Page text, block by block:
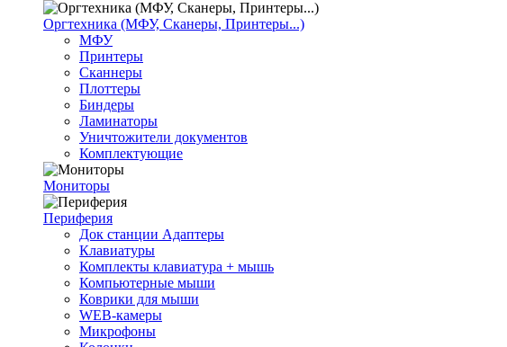
Оргтехника (МФУ, Сканеры, Принтеры...)
МФУ
Принтеры
Сканнеры
Плоттеры
Биндеры
Ламинаторы
Уничтожители документов
Комплектующие
Мониторы
Периферия
Док станции Адаптеры
Клавиатуры
Комплекты клавиатура + мышь
Компьютерные мыши
Коврики для мыши
WEB-камеры
Микрофоны